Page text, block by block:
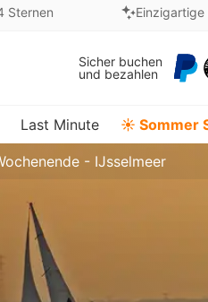
Sternen
Sicher buchen
und bezahlen
Last Minute ☀️ Sommer
- IJsselmeer